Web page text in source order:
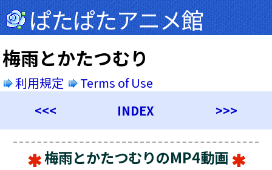
ぱたぱたアニメ館
梅雨とかたつむり
利用規定
Terms of Use
<<<
INDEX >>>
梅雨とかたつむりのMP4動画